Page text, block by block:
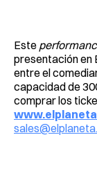
Este
presentación en
entre el
capacidad de
comprar los